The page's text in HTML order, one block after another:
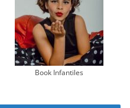
Book Infantiles